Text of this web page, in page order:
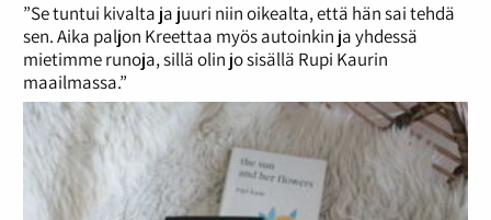
”Se tuntui kivalta ja juuri niin oikealta, että hän sai tehdä
sen. Aika paljon Kreettaa myös autoinkin ja yhdessä
mietimme runoja, sillä olin jo sisällä Rupi Kaurin
maailmassa.”